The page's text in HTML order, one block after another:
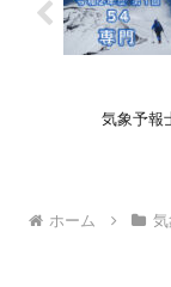
気象予
ホーム 気